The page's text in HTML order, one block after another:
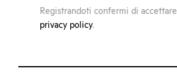
Registrandoti confermi di
privacy policy.